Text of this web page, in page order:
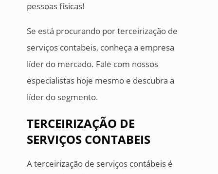
pessoas físicas!
Se está procurando por terceirização de
serviços contabeis, conheça a empresa
líder do mercado. Fale com nossos
especialistas hoje mesmo e descubra a
líder do segmento.
TERCEIRIZAÇÃO DE
SERVIÇOS CONTABEIS
A terceirização de serviços contábeis é